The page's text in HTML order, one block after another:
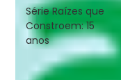
Série Raízes que
Constroem: 15
anos